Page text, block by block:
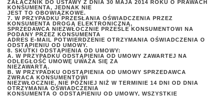
ZAŁĄCZNIK DO USTAWY Z DNIA 30 MAJA 2014 ROKU O PRAWACH
KONSUMENTA, JEDNAK NIE
JEST TO OBOWIĄZKOWE.
7. W PRZYPADKU PRZESŁANIA OŚWIADCZENIA PRZEZ
KONSUMENTA DROGĄ ELEKTRONICZNĄ,
SPRZEDAWCA NIEZWŁOCZNIE PRZEŚLE KONSUMENTOWI NA
PODANY PRZEZ KONSUMENTA
ADRES E-MAIL POTWIERDZENIE OTRZYMANIA OŚWIADCZENIA O
ODSTĄPIENIU OD UMOWY.
8. SKUTKI ODSTĄPIENIA OD UMOWY:
A. W PRZYPADKU ODSTĄPIENIA OD UMOWY ZAWARTEJ NA
ODLEGŁOŚĆ UMOWĘ UWAŻA SIĘ ZA
NIEZAWARTĄ.
B. W PRZYPADKU ODSTĄPIENIA OD UMOWY SPRZEDAWCA
ZWRACA KONSUMENTOWI
NIEZWŁOCZNIE, NIE PÓŹNIEJ NIŻ W TERMINIE 14 DNI OD DNIA
OTRZYMANIA OŚWIADCZENIA
KONSUMENTA O ODSTĄPIENIU OD UMOWY, WSZYSTKIE